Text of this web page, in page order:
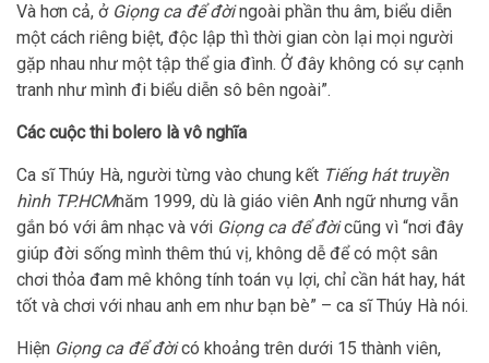
Và hơn cả, ở Giọng ca để đờingoài phần thu âm, biểu diễn
một cách riêng biệt, độc lập thì thời gian còn lại mọi người
gặp nhau như một tập thể gia đình. Ở đây không có sự cạnh
tranh như mình đi biểu diễn sô bên ngoài”.
Các cuộc thi bolero là vô nghĩa
Ca sĩ Thúy Hà, người từng vào chung kết Tiếng hát truyền
hình TP.HCMnăm 1999, dù là giáo viên Anh ngữ nhưng vẫn
gắn bó với âm nhạc và với Giọng ca để đờicũng vì “nơi đây
giúp đời sống mình thêm thú vị, không dễ để có một sân
chơi thỏa đam mê không tính toán vụ lợi, chỉ cần hát hay, hát
tốt và chơi với nhau anh em như bạn bè” – ca sĩ Thúy Hà nói.
Hiện Giọng ca để đờicó khoảng trên dưới 15 thành viên,